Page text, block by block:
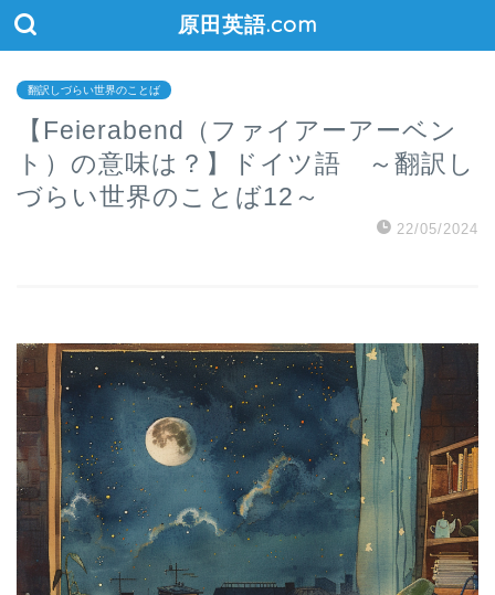
原田英語.com
翻訳しづらい世界のことば
【Feierabend（ファイアーアーベン
ト）の意味は？】ドイツ語 ～翻訳し
づらい世界のことば12～
22/05/2024